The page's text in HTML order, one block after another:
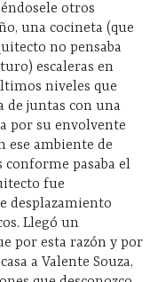
otros
una cocineta (que
no pensaba
escaleras en
niveles que
de juntas con una
por su envolvente
ese ambiente de
conforme pasaba el
fue
desplazamiento
Llegó un
por esta razón y por
a Valente Souza,